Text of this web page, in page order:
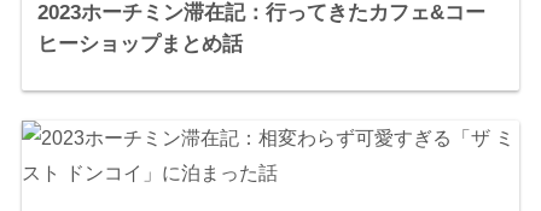
2023ホーチミン滞在記：行ってきたカフェ&コー
ヒーショップまとめ話